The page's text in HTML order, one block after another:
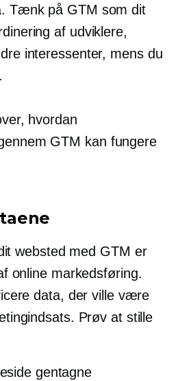
Tænk på GTM som dit
af udviklere,
interessenter, mens du
hvordan
GTM kan fungere
websted med GTM er
online markedsføring.
data, der ville være
Prøv at stille
gentagne